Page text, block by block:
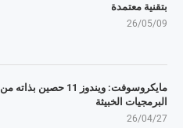
بتقنية معتمدة
26/05/09
مايكروسوفت: ويندوز 11 حصين بذاته من
البرمجيات الخبيثة
26/04/27